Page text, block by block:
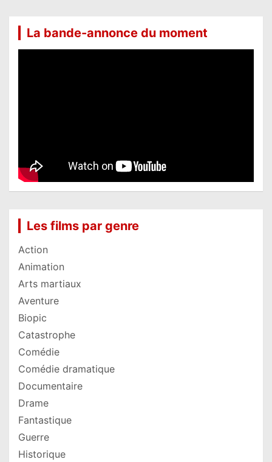
La bande-annonce du moment
Les films par genre
Action
Animation
Arts martiaux
Aventure
Biopic
Catastrophe
Comédie
Comédie dramatique
Documentaire
Drame
Fantastique
Guerre
Historique